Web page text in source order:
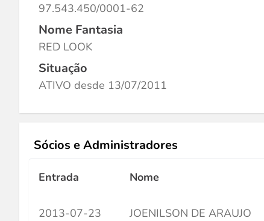
97.543.450/0001-62
Nome Fantasia
RED LOOK
Situação
ATIVO desde 13/07/2011
Sócios e Administradores
Entrada Nome
2013-07-23 JOENILSON DE ARAUJO